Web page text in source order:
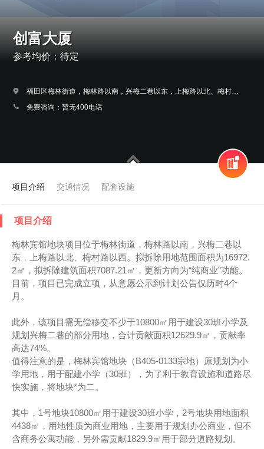
创富大厦
参考均价：待定
福田区梅林街道，梅林路以南，兴梅二巷以东，上梅路以北、梅村路以西。
免费咨询：暂无400电话
项目介绍 交通情况 配套设施
项目介绍
梅林宾馆地块项目位于梅林街道，梅林路以南，兴梅二巷以
东，上梅路以北、梅村路以西。拟拆除用地范围面积为16972.
2㎡，拟拆除建筑面积7087.21㎡，更新方向为“纯商业”功能。
目前，项目已完成立项，从意愿公示到计划公告仅历时4个
月。
此外，该项目需无偿移交不少于10800㎡用于建设30班小学及
规划兴梅二巷的部分用地，合计贡献面积12629.9㎡，贡献率
高达74%。
值得注意的是，梅林宾馆地块（B405-0133宗地）原规划为小
学用地，用于配建小学（30班），为了利于教育设施和道路尽
快实施，将地块*为二。
其中，1号地块10800㎡用于建设30班小学，2号地块用地面积
4438㎡，用地性质为商业用地，主要用于规划办公商业，但不
含商务公寓功能，另外需贡献1829.9㎡用于部分道路规划。